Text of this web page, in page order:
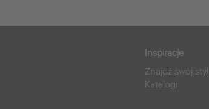
Inspiracje
Znajdź swój styl
Katalogi